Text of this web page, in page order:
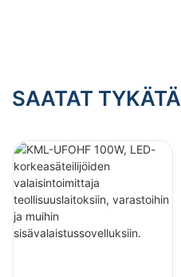
SAATAT TYKÄTÄ